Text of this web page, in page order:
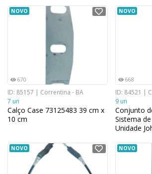
2,108 cm
NOVO
670
ID: 85157 | Correntina - BA
7 un
Calço Case 73125483 39 cm x
10 cm
NOVO
668
ID: 84521 |
9 un
Conjunto
Sistema
Unidade
2,54 cm
NOVO NOVO